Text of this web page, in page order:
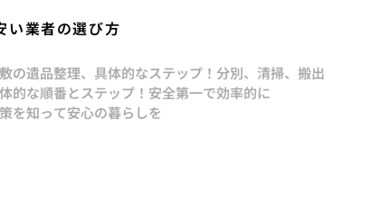
い業者の選び方
の遺品整理、具体的なステップ！分別、清掃、搬出
的な順番とステップ！安全第一で効率的に
を知って安心の暮らしを